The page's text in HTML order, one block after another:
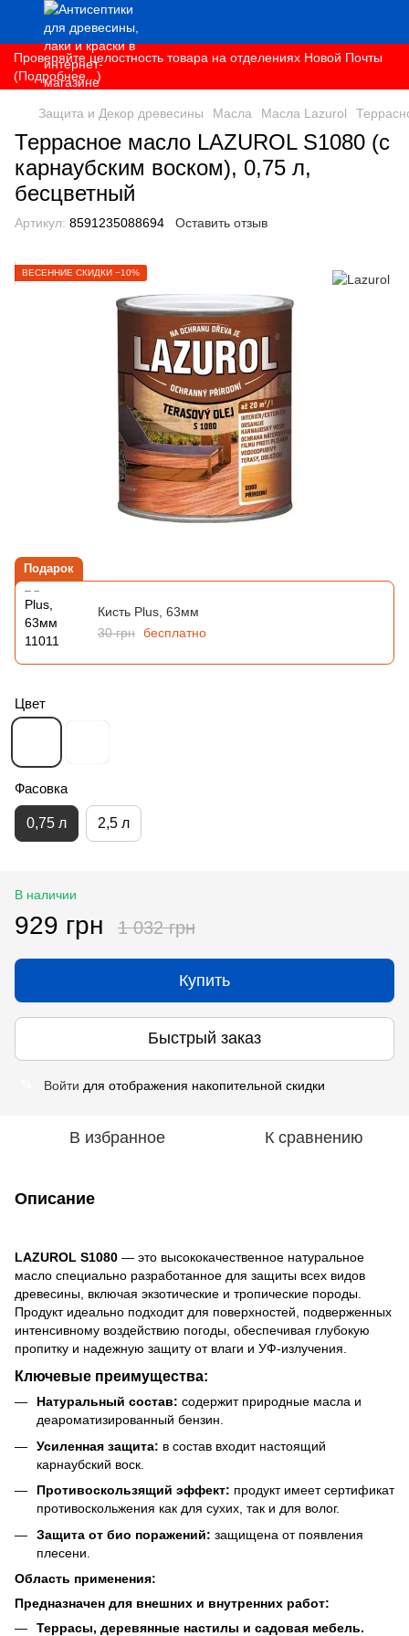
Проверяйте целостность товара на отделениях Новой Почты
(Подробнее...)
Защита и Декор древесины Масла Масла Lazurol
Террасное масло LAZUROL S1080 (с
карнаубским воском), 0,75 л,
бесцветный
Артикул: 8591235088694 Оставить отзыв
ВЕСЕННИЕ СКИДКИ −10%
Подарок
Кисть Plus, 63мм
30 грн бесплатно
Цвет
Фасовка
0,75 л 2,5 л
В наличии
929 грн 1 032 грн
Купить
Быстрый заказ
Войти для отображения накопительной скидки
В избранное К сравнению
Описание
LAZUROL S1080 — это высококачественное натуральное
масло специально разработанное для защиты всех видов
древесины, включая экзотические и тропические породы.
Продукт идеально подходит для поверхностей, подверженных
интенсивному воздействию погоды, обеспечивая глубокую
пропитку и надежную защиту от влаги и УФ-излучения.
Ключевые преимущества:
Натуральный состав: содержит природные масла и
деароматизированный бензин.
Усиленная защита: в состав входит настоящий
карнаубский воск.
Противоскользящий эффект: продукт имеет сертификат
противоскольжения как для сухих, так и для волог.
Защита от био поражений: защищена от появления
плесени.
Область применения:
Предназначен для внешних и внутренних работ:
Террасы, деревянные настилы и садовая мебель.